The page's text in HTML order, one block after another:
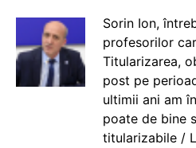
Sorin Ion,
profesorilor
Titularizarea,
post pe
ultimii ani am
poate de bine
titularizabile /